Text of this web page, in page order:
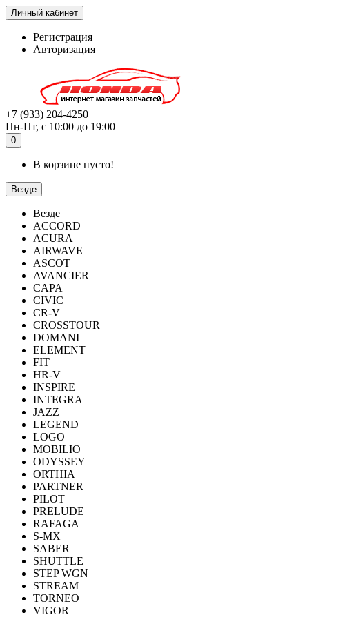
Личный кабинет
Регистрация
Авторизация
+7 (933) 204-4250
Пн-Пт, с 10:00 до 19:00
0
В корзине пусто!
Везде
Везде
ACCORD
ACURA
AIRWAVE
ASCOT
AVANCIER
CAPA
CIVIC
CR-V
CROSSTOUR
DOMANI
ELEMENT
FIT
HR-V
INSPIRE
INTEGRA
JAZZ
LEGEND
LOGO
MOBILIO
ODYSSEY
ORTHIA
PARTNER
PILOT
PRELUDE
RAFAGA
S-MX
SABER
SHUTTLE
STEP WGN
STREAM
TORNEO
VIGOR